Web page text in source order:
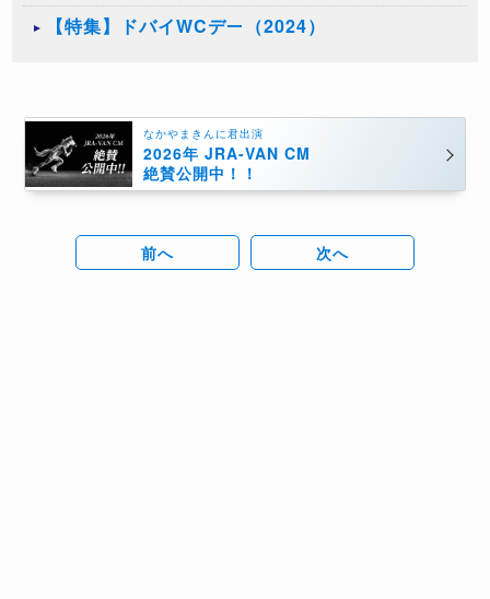
【特集】ドバイWCデー（2024）
なかやまきんに君出演
2026年 JRA-VAN CM
絶賛公開中！！
前へ 次へ